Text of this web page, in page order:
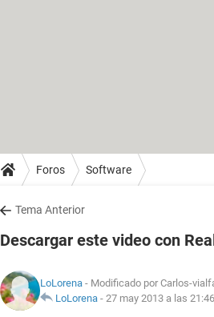
Foros Software
Tema Anterior
Descargar este video con
LoLorena - Modificado por Carlos-
LoLorena - 27 may 2013 a las 21:46